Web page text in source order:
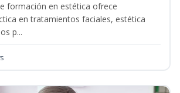
formación en estética ofrece
en tratamientos faciales, estética
p...